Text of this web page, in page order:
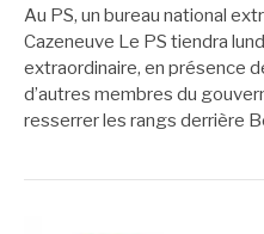
Au PS, un bureau national
Cazeneuve Le PS tiendra
extraordinaire, en présence
d’autres membres du
resserrer les rangs derrière